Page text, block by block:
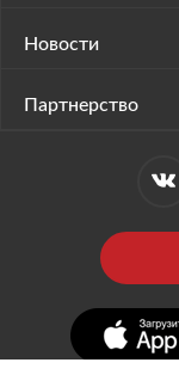
Новости
Партнерство